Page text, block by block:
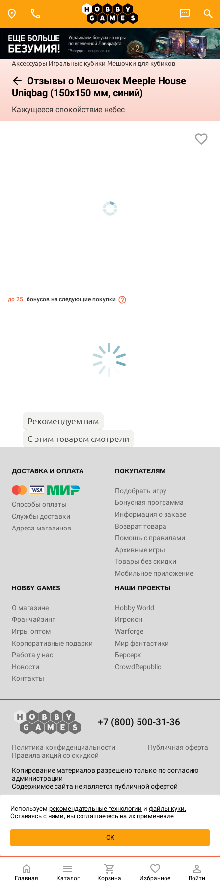
Аксессуары Игральные кубики Мешочки для кубиков
Отзывы о Мешочек Meeple House
Uniqbag (150x150 мм, синий)
Кажущееся спокойствие небес
Уведомить о наличии
до 25 бонусов на следующие покупки
Рекомендуем вам
С этим товаром смотрели
ДОСТАВКА И ОПЛАТА
Способы оплаты
Службы доставки
Адреса магазинов
ПОКУПАТЕЛЯМ
Подобрать игру
Бонусная программа
Информация о заказе
Возврат товара
Помощь с правилами
Архивные игры
Товары без скидки
Мобильное приложение
HOBBY GAMES
О магазине
Франчайзинг
Игры оптом
Корпоративные подарки
Работа у нас
Новости
Контакты
НАШИ ПРОЕКТЫ
Hobby World
Игрокон
Warforge
Мир фантастики
Берсерк
CrowdRepublic
+7 (800) 500-31-36
Копирование материалов разрешено только по согласию
администрации
Содержимое сайта не является публичной офертой
Политика конфиденциальности
Публичная оферта
Правила акций со скидкой
технологии.
Главная Каталог Корзина Избранное Войти
Используем рекомендательные технологии и файлы куки.
Оставаясь с нами, вы соглашаетесь на их применение
OK